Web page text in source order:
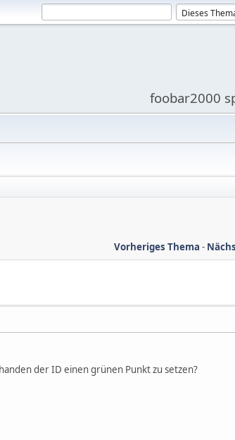
foobar2000
Vorheriges Thema -
der ID einen grünen Punkt zu setzen?